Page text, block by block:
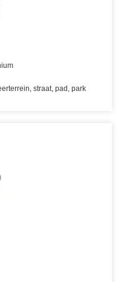
straat, pad, park